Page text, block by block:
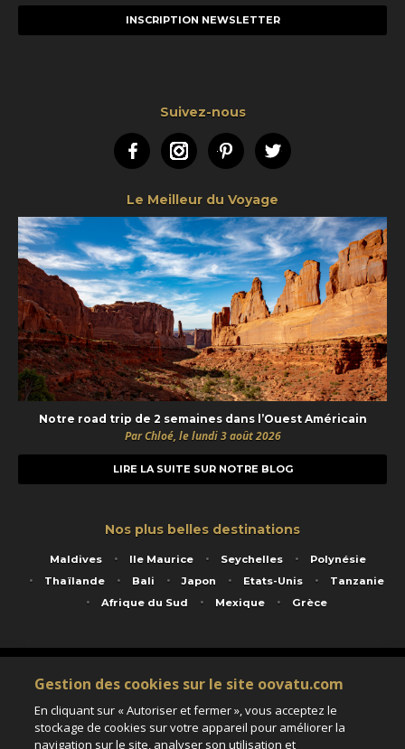
Suivez-nous
FacebookInstagramPinterestTwitter
Le Meilleur du Voyage
Notre road trip de 2 semaines dans l’Ouest Américain
Par Chloé, le lundi 3 août 2026
LIRE LA SUITE SUR NOTRE BLOG
Nos plus belles destinations
Maldives Ile Maurice Seychelles
Polynésie
Thaïlande
Bali Japon Etats-Unis
Tanzanie
Afrique du Sud
Mexique Grèce
Service animé par Nautil Voyages - 22 rue Georges Picquart 75017 Paris - S.A.S
au capital de 155 696 euros - RCS Paris B 423 671 973 - Code APE 7911Z
Matricule Atout France IM075100020 - Garantie financière Groupama - Agrément IATA
Assurance responsabilité civile et professionnelle HISCOX RCP0081066
Gestion des cookies sur le site oovatu.com
En cliquant sur « Autoriser et fermer », vous acceptez le
stockage de cookies sur votre appareil pour améliorer la
navigation sur le site, analyser son utilisation et